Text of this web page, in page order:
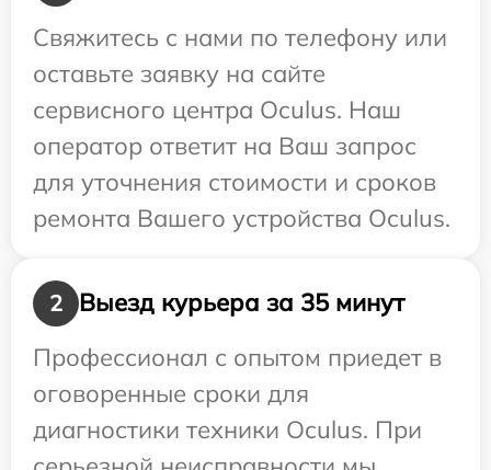
Свяжитесь с нами по телефону или
оставьте заявку на сайте
сервисного центра Oculus. Наш
оператор ответит на Ваш запрос
для уточнения стоимости и сроков
ремонта Вашего устройства Oculus.
2
Выезд курьера за 35 минут
Профессионал с опытом приедет в
оговоренные сроки для
диагностики техники Oculus. При